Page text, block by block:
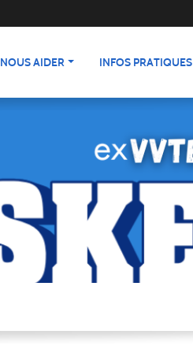
NOUS AIDER INFOS PRATIQUES